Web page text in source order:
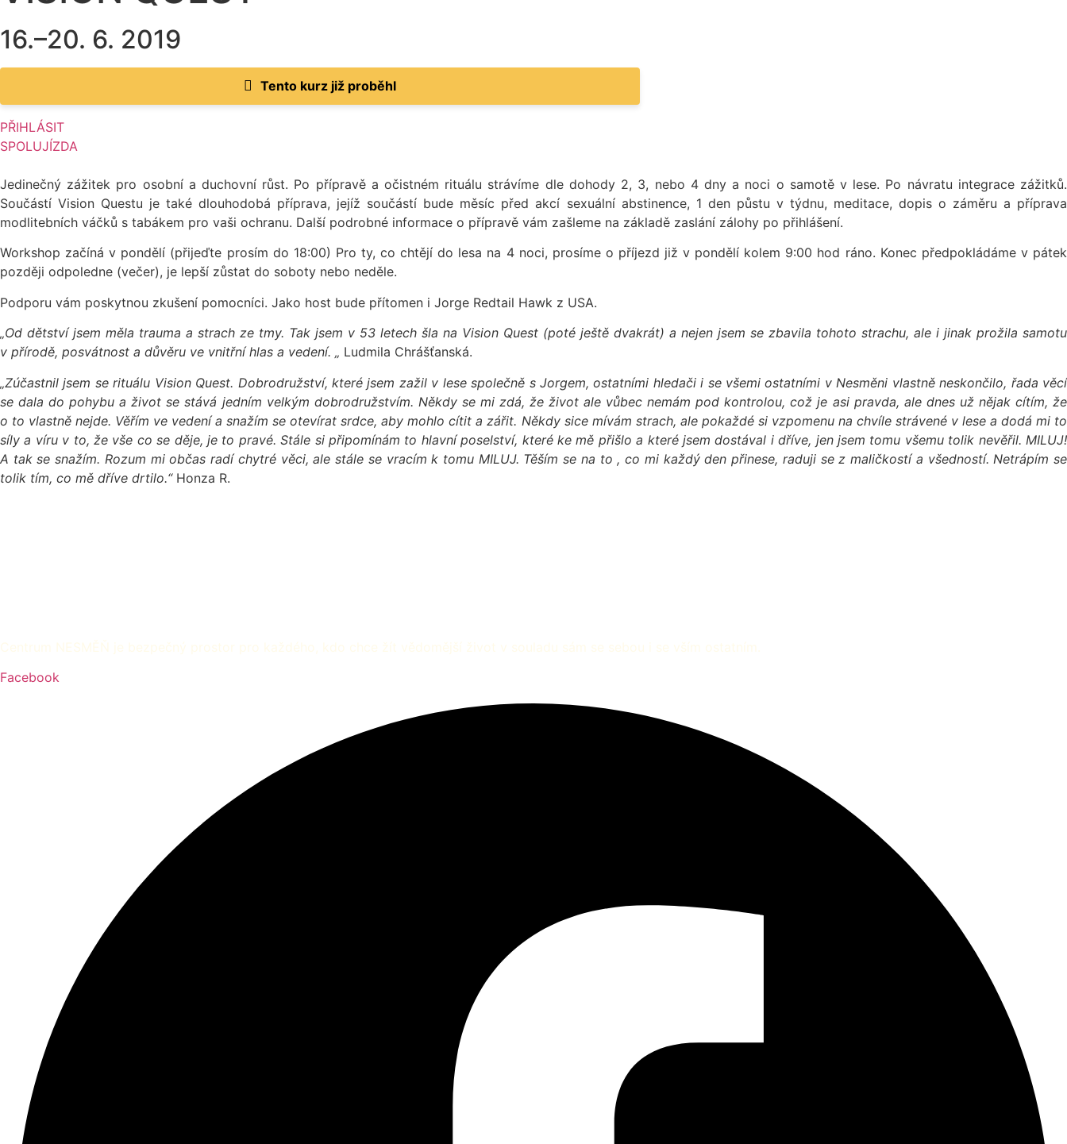
16.–20. 6. 2019
Tento kurz již proběhl
PŘIHLÁSIT
SPOLUJÍZDA
Jedinečný zážitek pro osobní a duchovní růst. Po přípravě a očistném rituálu strávíme dle dohody 2, 3, nebo 4 dny a noci o samotě v lese. Po návratu integrace zážitků.
Součástí Vision Questu je také dlouhodobá příprava, jejíž součástí bude měsíc před akcí sexuální abstinence, 1 den půstu v týdnu, meditace, dopis o záměru a příprava
modlitebních váčků s tabákem pro vaši ochranu. Další podrobné informace o přípravě vám zašleme na základě zaslání zálohy po přihlášení.
Workshop začíná v pondělí (přijeďte prosím do 18:00) Pro ty, co chtějí do lesa na 4 noci, prosíme o příjezd již v pondělí kolem 9:00 hod ráno. Konec předpokládáme v pátek
později odpoledne (večer), je lepší zůstat do soboty nebo neděle.
Podporu vám poskytnou zkušení pomocníci. Jako host bude přítomen i Jorge Redtail Hawk z USA.
„Od dětství jsem měla trauma a strach ze tmy. Tak jsem v 53 letech šla na Vision Quest (poté ještě dvakrát) a nejen jsem se zbavila tohoto strachu, ale i jinak prožila samotu
v přírodě, posvátnost a důvěru ve vnitřní hlas a vedení. „ Ludmila Chrášťanská.
„Zúčastnil jsem se rituálu Vision Quest. Dobrodružství, které jsem zažil v lese společně s Jorgem, ostatními hledači i se všemi ostatními v Nesměni vlastně neskončilo, řada věcí
se dala do pohybu a život se stává jedním velkým dobrodružstvím. Někdy se mi zdá, že život ale vůbec nemám pod kontrolou, což je asi pravda, ale dnes už nějak cítím, že
o to vlastně nejde. Věřím ve vedení a snažím se otevírat srdce, aby mohlo cítit a zářit. Někdy sice mívám strach, ale pokaždé si vzpomenu na chvíle strávené v lese a dodá mi to
síly a víru v to, že vše co se děje, je to pravé. Stále si připomínám to hlavní poselství, které ke mě přišlo a které jsem dostával i dříve, jen jsem tomu všemu tolik nevěřil. MILUJ!
A tak se snažím. Rozum mi občas radí chytré věci, ale stále se vracím k tomu MILUJ. Těším se na to , co mi každý den přinese, raduji se z maličkostí a všedností. Netrápím se
tolik tím, co mě dříve drtilo.“Honza R.
Facebook